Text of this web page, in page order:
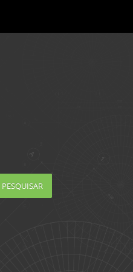
PESQUISAR